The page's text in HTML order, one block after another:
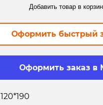
Добавить товар в
Оформить быстрый
Оформить заказ в
120*190